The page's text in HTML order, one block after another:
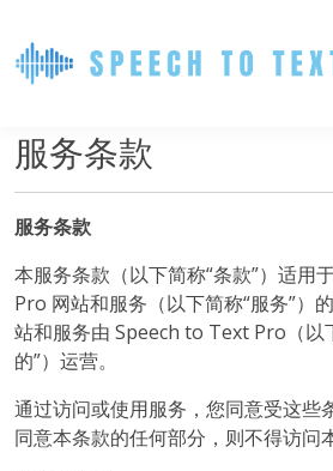
服务条款
服务条款
本服务条款（以下简称“条款”）适用
Pro 网站和服务（以下简称“服务”）
站和服务由 Speech to Text Pro（以
的”）运营。
通过访问或使用服务，您同意受这些
同意本条款的任何部分，则不得访问